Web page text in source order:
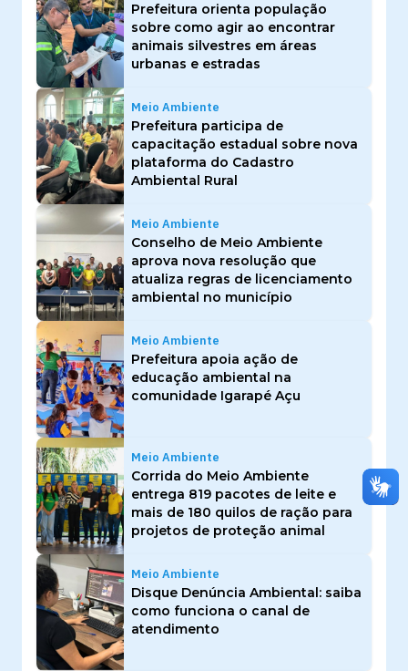
Prefeitura orienta população
sobre como agir ao encontrar
animais silvestres em áreas
urbanas e estradas
Meio Ambiente
Prefeitura participa de
capacitação estadual sobre nova
plataforma do Cadastro
Ambiental Rural
Meio Ambiente
Conselho de Meio Ambiente
aprova nova resolução que
atualiza regras de licenciamento
ambiental no município
Meio Ambiente
Prefeitura apoia ação de
educação ambiental na
comunidade Igarapé Açu
Meio Ambiente
Corrida do Meio Ambiente
entrega 819 pacotes de leite e
mais de 180 quilos de ração para
projetos de proteção animal
Meio Ambiente
Disque Denúncia Ambiental: saiba
como funciona o canal de
atendimento